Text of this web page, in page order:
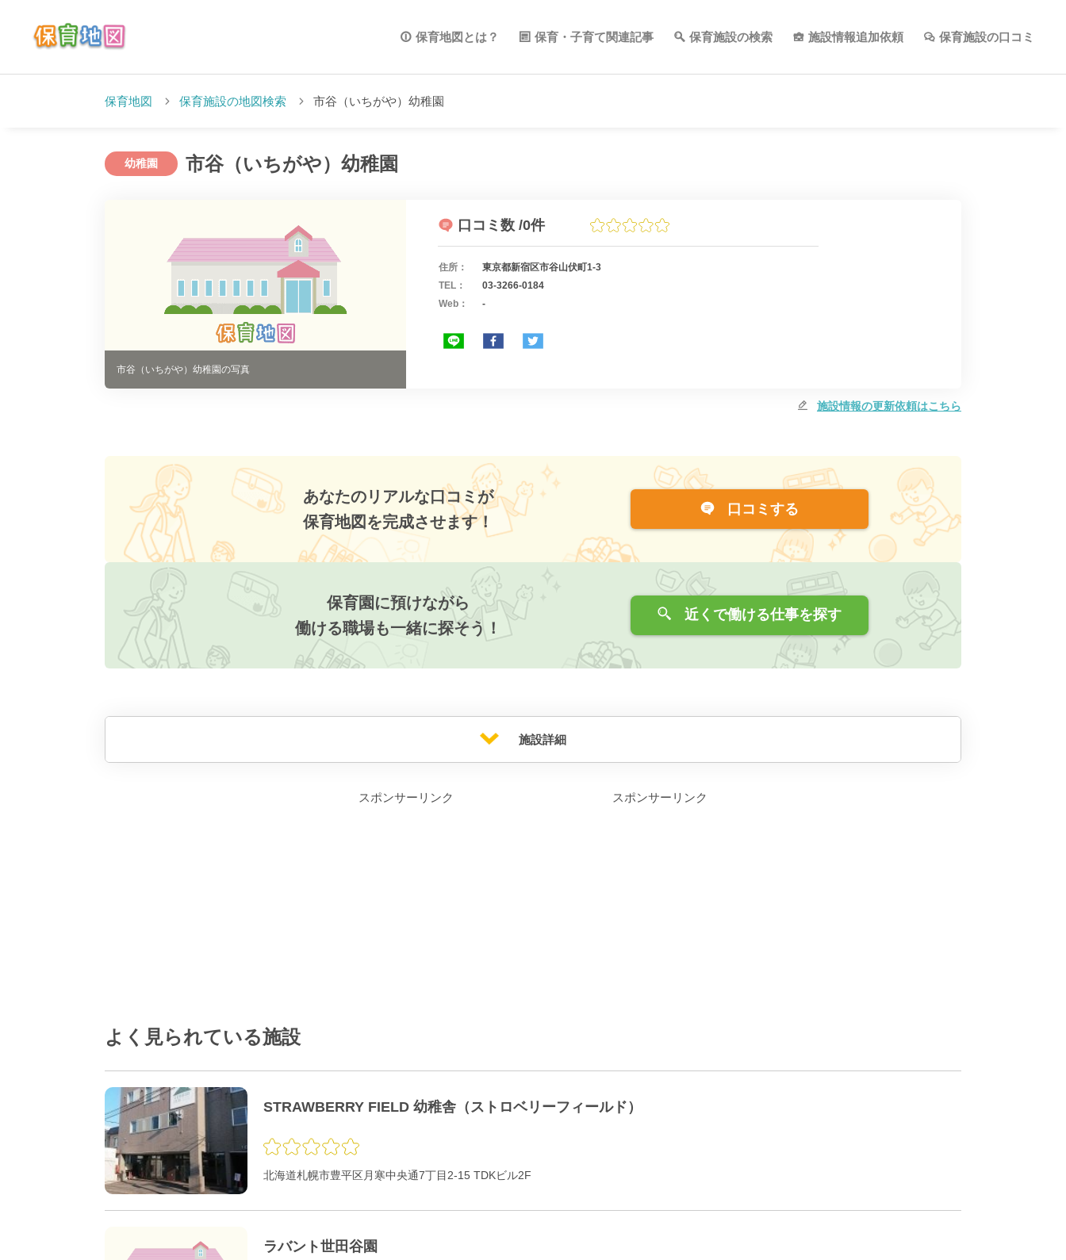
保育地図とは？ 保育・子育て関連記事 保育施設の検索 施設情報追加依頼 保育施設の口コミ
保育地図 保育施設の地図検索 市谷（いちがや）幼稚園
幼稚園 市谷（いちがや）幼稚園
市谷（いちがや）幼稚園の写真
口コミ数 /0件
住所：
東京都新宿区市谷山伏町1-3
TEL：
03-3266-0184
Web：
-
施設情報の更新依頼はこちら
あなたのリアルな口コミが
保育地図を完成させます！
口コミする
保育園に預けながら
働ける職場も一緒に探そう！
近くで働ける仕事を探す
施設詳細
スポンサーリンク スポンサーリンク
よく見られている施設
STRAWBERRY FIELD 幼稚舎（ストロベリーフィールド）
北海道札幌市豊平区月寒中央通7丁目2-15 TDKビル2F
ラバント世田谷園